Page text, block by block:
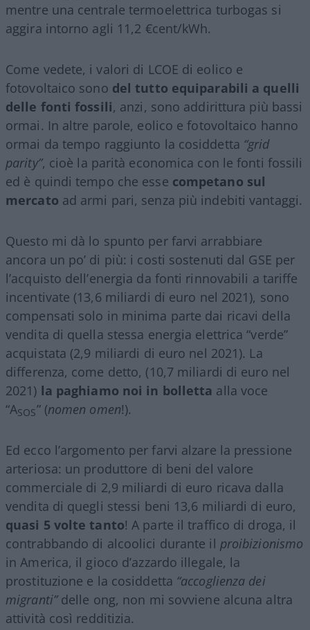
mentre una centrale termoelettrica turbogas si
aggira intorno agli 11,2 €cent/kWh.
Come vedete, i valori di LCOE di eolico e
fotovoltaico sono del tutto equiparabili a quelli
delle fonti fossili, anzi, sono addirittura più bassi
ormai. In altre parole, eolico e fotovoltaico hanno
ormai da tempo raggiunto la cosiddetta “grid
parity”, cioè la parità economica con le fonti fossili
ed è quindi tempo che esse competano sul
mercato ad armi pari, senza più indebiti vantaggi.
Questo mi dà lo spunto per farvi arrabbiare
ancora un po’ di più: i costi sostenuti dal GSE per
l’acquisto dell’energia da fonti rinnovabili a tariffe
incentivate (13,6 miliardi di euro nel 2021), sono
compensati solo in minima parte dai ricavi della
vendita di quella stessa energia elettrica “verde”
acquistata (2,9 miliardi di euro nel 2021). La
differenza, come detto, (10,7 miliardi di euro nel
2021) la paghiamo noi in bolletta alla voce
“ASOS” (nomen omen!).
Ed ecco l’argomento per farvi alzare la pressione
arteriosa: un produttore di beni del valore
commerciale di 2,9 miliardi di euro ricava dalla
vendita di quegli stessi beni 13,6 miliardi di euro,
quasi 5 volte tanto! A parte il traffico di droga, il
contrabbando di alcoolici durante il proibizionismo
in America, il gioco d’azzardo illegale, la
prostituzione e la cosiddetta “accoglienza dei
migranti”delle ong, non mi sovviene alcuna altra
attività così redditizia.